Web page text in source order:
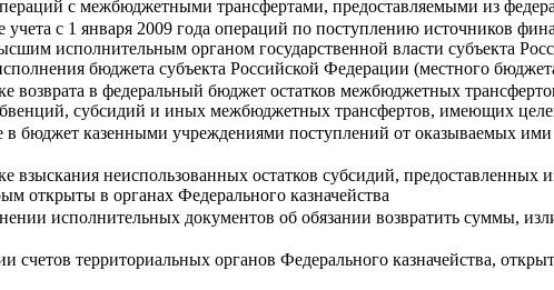
с межбюджетными трансфертами, предоставляемыми из
учета с 1 января 2009 года операций по поступлению источников
исполнительным органом государственной власти субъекта
бюджета субъекта Российской Федерации (местного
возврата в федеральный бюджет остатков межбюджетных
субсидий и иных межбюджетных трансфертов, имеющих
в бюджет казенными учреждениями поступлений от оказываемых
взыскания неиспользованных остатков субсидий,
открыты в органах Федерального казначейства
исполнительных документов об обязании возвратить суммы,
счетов территориальных органов Федерального казначейства,